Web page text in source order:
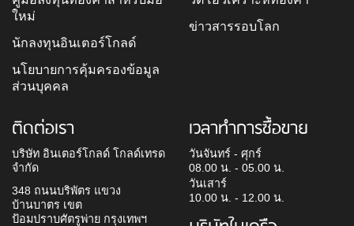
ใหม่
นักลงทุนอินเตอร์โกลด์
นโยบายการคุ้มครองข้อมูล
ส่วนบุคคล
ข่าวสารรอบโลก
ติดต่อเรา
บริษัท อินเตอร์โกลด์ โกลด์เทรด
จำกัด
348 ถนนบริพัตร แขวง
บ้านบาตร เขต
ป้อมปราบศัตรูพ่าย กรุงเทพฯ
เวลาทำการซื้อขาย
วันจันทร์ - ศุกร์
08.00 น. - 05.00 น.
วันเสาร์
10.00 น. - 12.00 น.